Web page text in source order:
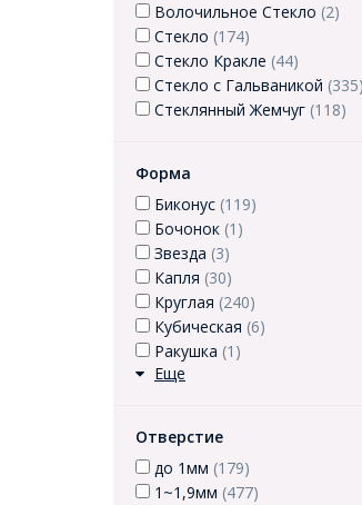
Волочильное Стекло (2)
Стекло (174)
Стекло Кракле (44)
Стекло с Гальваникой (335)
Стеклянный Жемчуг (118)
Форма
Биконус (119)
Бочонок (1)
Звезда (3)
Капля (30)
Круглая (240)
Кубическая (6)
Ракушка (1)
Еще
Отверстие
до 1мм (179)
1~1,9мм (477)